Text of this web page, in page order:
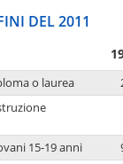
DEL 2011
o laurea
15-19 anni